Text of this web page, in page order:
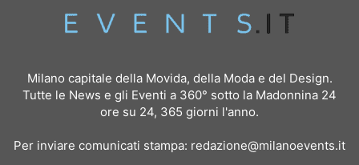
Milano capitale della Movida, della Moda e del Design.
Tutte le News e gli Eventi a 360° sotto la Madonnina 24
ore su 24, 365 giorni l'anno.
Per inviare comunicati stampa: redazione@milanoevents.it